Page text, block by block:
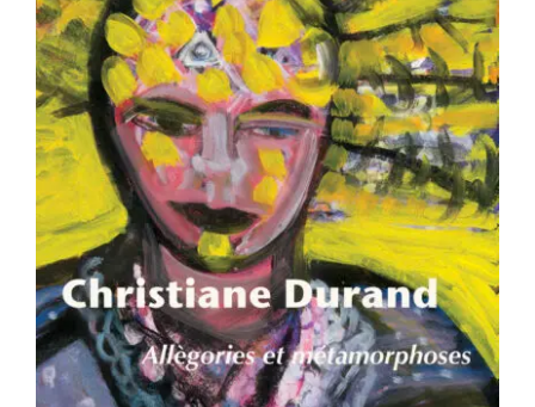
Christiane Durand – Allégories et
métamorphoses